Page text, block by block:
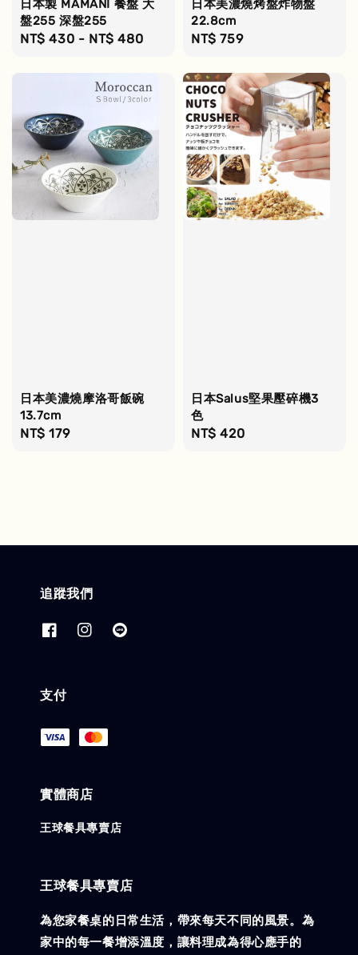
日本製 MAMANI 餐盤 大
盤255 深盤255
Regular
NT$ 430 - NT$ 480
日本美濃燒烤盤炸物盤
22.8cm
Regular
NT$ 759
日本美濃燒摩洛哥飯碗
13.7cm
Regular
NT$ 179
日本Salus堅果壓碎機3
色
Regular
NT$ 420
追蹤我們
支付
實體商店
王球餐具專賣店
王球餐具專賣店
為您家餐桌的日常生活，帶來每天不同的風景。為
家中的每一餐增添溫度，讓料理成為得心應手的